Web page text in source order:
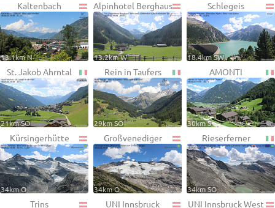
Kaltenbach
13.1km N
Alpinhotel Berghaus
13.2km W
Schlegeis
18.4km SW
St. Jakob Ahrntal
21km SO
Rein in Taufers
29km SO
AMONTI
30km S
Kürsingerhütte
34km O
Großvenediger
34km O
Rieserferner
34km SO
Trins UNI Innsbruck UNI Innsbruck West